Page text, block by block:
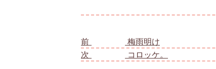
前
梅雨明け
次
コロッケ。